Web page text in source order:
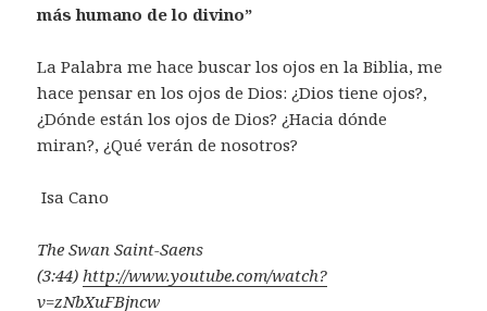
más humano de lo divino”
La Palabra me hace buscar los ojos en la Biblia, me
hace pensar en los ojos de Dios: ¿Dios tiene ojos?,
¿Dónde están los ojos de Dios? ¿Hacia dónde
miran?, ¿Qué verán de nosotros?
Isa Cano
The Swan Saint-Saens
(3:44) http://www.youtube.com/watch?
v=zNbXuFBjncw